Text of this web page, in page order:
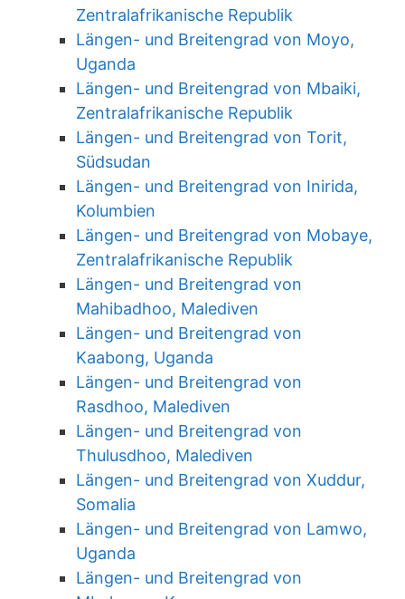
Zentralafrikanische Republik
Längen- und Breitengrad von Moyo,
Uganda
Längen- und Breitengrad von Mbaiki,
Zentralafrikanische Republik
Längen- und Breitengrad von Torit,
Südsudan
Längen- und Breitengrad von Inirida,
Kolumbien
Längen- und Breitengrad von Mobaye,
Zentralafrikanische Republik
Längen- und Breitengrad von
Mahibadhoo, Malediven
Längen- und Breitengrad von
Kaabong, Uganda
Längen- und Breitengrad von
Rasdhoo, Malediven
Längen- und Breitengrad von
Thulusdhoo, Malediven
Längen- und Breitengrad von Xuddur,
Somalia
Längen- und Breitengrad von Lamwo,
Uganda
Längen- und Breitengrad von